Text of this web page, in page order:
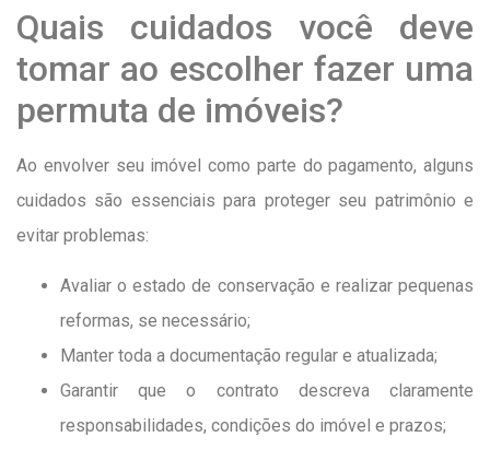
Quais cuidados você deve
tomar ao escolher fazer uma
permuta de imóveis?
Ao envolver seu imóvel como parte do pagamento, alguns
cuidados são essenciais para proteger seu patrimônio e
evitar problemas:
Avaliar o estado de conservação e realizar pequenas
reformas, se necessário;
Manter toda a documentação regular e atualizada;
Garantir que o contrato descreva claramente
responsabilidades, condições do imóvel e prazos;